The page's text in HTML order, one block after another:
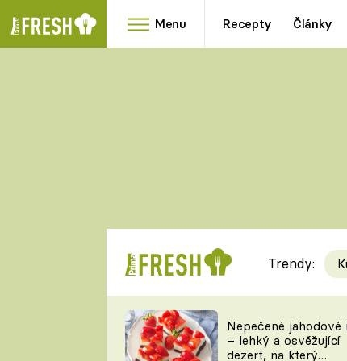
Menu Recepty Články
RYCHLOVKY
TEĎ VAŘÍ ŠÉF!
Trendy:
Nepečené jahodové
– lehký a osvěžující
dezert, na který